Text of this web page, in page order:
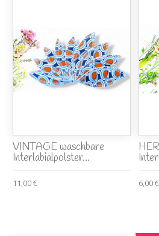
VINTAGE waschbare
Interlabialpolster...
11,00 € 6,00 €